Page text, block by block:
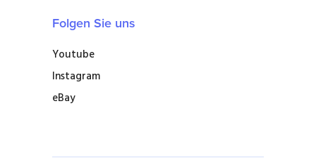
Folgen Sie uns
Youtube
Instagram
eBay